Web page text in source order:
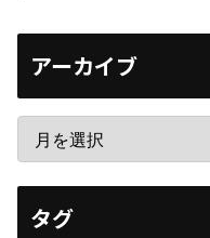
アーカイブ
タグ